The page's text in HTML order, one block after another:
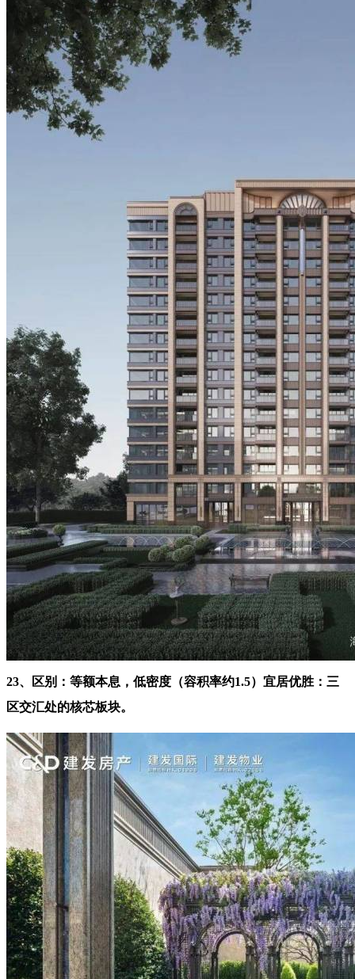
23、区别：等额本息，低密度（容积率约1.5）宜居优胜：三
区交汇处的核芯板块。